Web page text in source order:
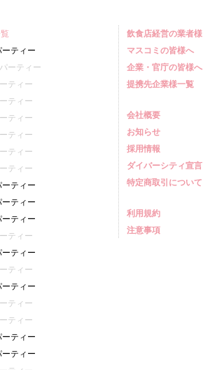
ティー
ーティー
ティー
ティー
ティー
ティー
ティー
ティー
ティー
ティー
ティー
ティー
ティー
ティー
ーティー
ティー
ティー
ティー
ティー
飲食店経営の業者様
マスコミの皆様へ
企業・官庁の皆様へ
提携先企業様一覧
会社概要
お知らせ
採用情報
ダイバーシティ宣言
特定商取引について
利用規約
注意事項